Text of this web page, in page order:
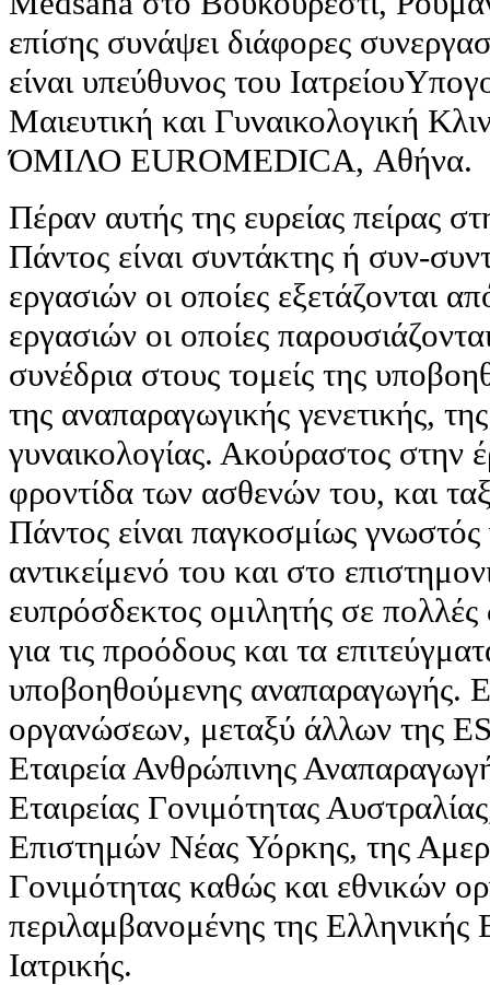
επίσης συνάψει διάφορες
είναι υπεύθυνος του
Μαιευτική και Γυναικολογική
ΌΜΙΛΟ EUROMEDICA, Αθήνα.
Πέραν αυτής της ευρείας πείρας
Πάντος είναι συντάκτης ή συν-
εργασιών οι οποίες εξετάζονται
εργασιών οι οποίες
συνέδρια στους τομείς της
της αναπαραγωγικής γενετικής,
γυναικολογίας. Ακούραστος στην
φροντίδα των ασθενών του, και
Πάντος είναι παγκοσμίως
αντικείμενό του και στο
ευπρόσδεκτος ομιλητής σε πολλές
για τις προόδους και τα
υποβοηθούμενης αναπαραγωγής.
οργανώσεων, μεταξύ άλλων της
Εταιρεία Ανθρώπινης
Εταιρείας Γονιμότητας
Επιστημών Νέας Υόρκης, της
Γονιμότητας καθώς και εθνικών
περιλαμβανομένης της Ελληνικής
Ιατρικής.